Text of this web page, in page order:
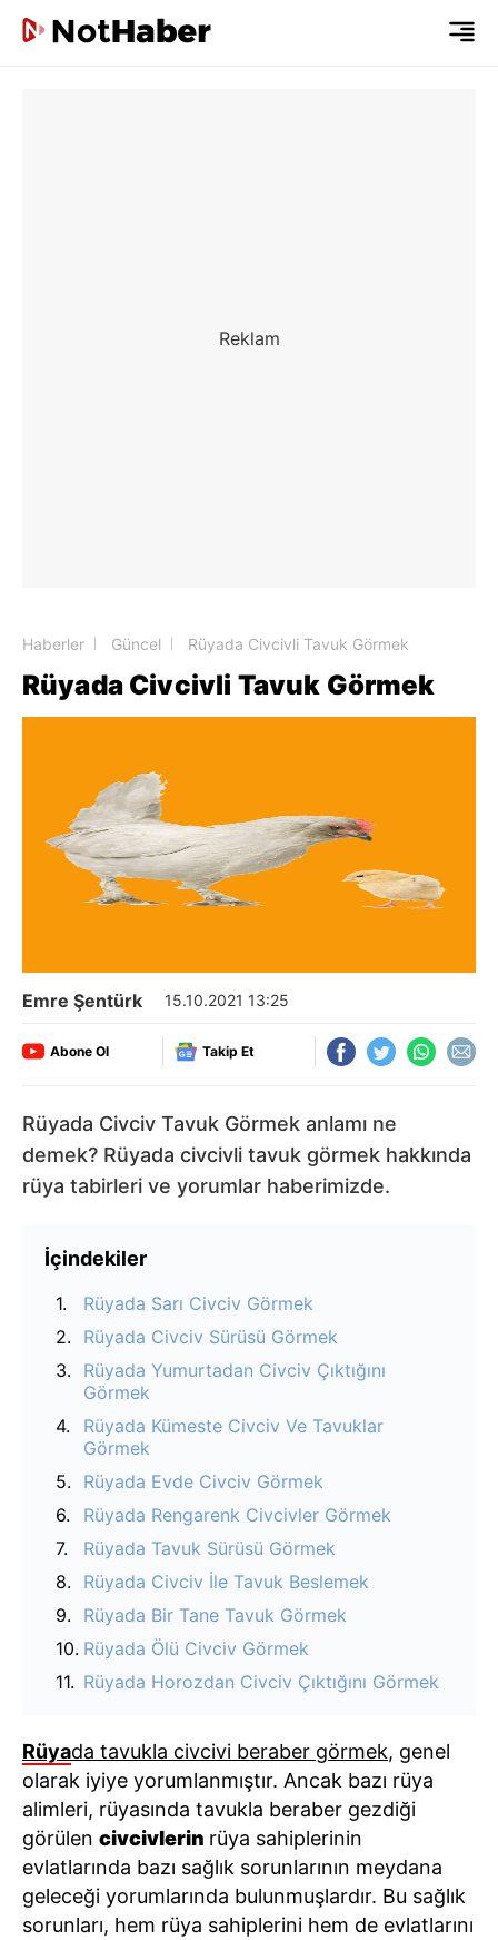
Haberler Güncel Rüyada Civcivli Tavuk Görmek
Rüyada Civcivli Tavuk Görmek
Emre Şentürk 15.10.2021 13:25
Abone Ol Takip Et
Rüyada Civciv Tavuk Görmek anlamı ne
demek? Rüyada civcivli tavuk görmek hakkında
rüya tabirleri ve yorumlar haberimizde.
İçindekiler
Rüyada Sarı Civciv Görmek
Rüyada Civciv Sürüsü Görmek
Rüyada Yumurtadan Civciv Çıktığını
Görmek
Rüyada Kümeste Civciv Ve Tavuklar
Görmek
Rüyada Evde Civciv Görmek
Rüyada Rengarenk Civcivler Görmek
Rüyada Tavuk Sürüsü Görmek
Rüyada Civciv İle Tavuk Beslemek
Rüyada Bir Tane Tavuk Görmek
Rüyada Ölü Civciv Görmek
Rüyada Horozdan Civciv Çıktığını Görmek
Rüyada tavukla civcivi beraber görmek, genel
olarak iyiye yorumlanmıştır. Ancak bazı rüya
alimleri, rüyasında tavukla beraber gezdiği
görülen civcivlerin rüya sahiplerinin
evlatlarında bazı sağlık sorunlarının meydana
geleceği yorumlarında bulunmuşlardır. Bu sağlık
sorunları, hem rüya sahiplerini hem de evlatlarını